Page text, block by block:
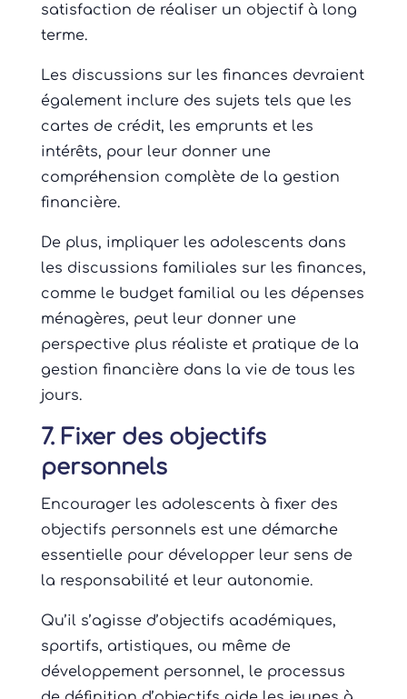
satisfaction de réaliser un objectif à long
terme.
Les discussions sur les finances devraient
également inclure des sujets tels que les
cartes de crédit, les emprunts et les
intérêts, pour leur donner une
compréhension complète de la gestion
financière.
De plus, impliquer les adolescents dans
les discussions familiales sur les finances,
comme le budget familial ou les dépenses
ménagères, peut leur donner une
perspective plus réaliste et pratique de la
gestion financière dans la vie de tous les
jours.
7. Fixer des objectifs
personnels
Encourager les adolescents à fixer des
objectifs personnels est une démarche
essentielle pour développer leur sens de
la responsabilité et leur autonomie.
Qu’il s’agisse d’objectifs académiques,
sportifs, artistiques, ou même de
développement personnel, le processus